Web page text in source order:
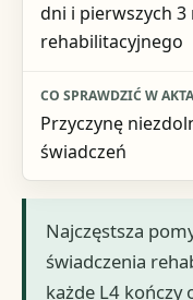
dni i pierwszych 3
rehabilitacyjnego
Przyczynę
świadczeń
Najczęstsza
świadczenia
każde L4 kończy